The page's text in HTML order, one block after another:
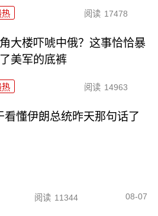
热 阅读 17478
大楼吓唬中俄？这事恰恰暴
美军的底裤
热 阅读 14963
看懂伊朗总统昨天那句话了
阅读 11344 08-07